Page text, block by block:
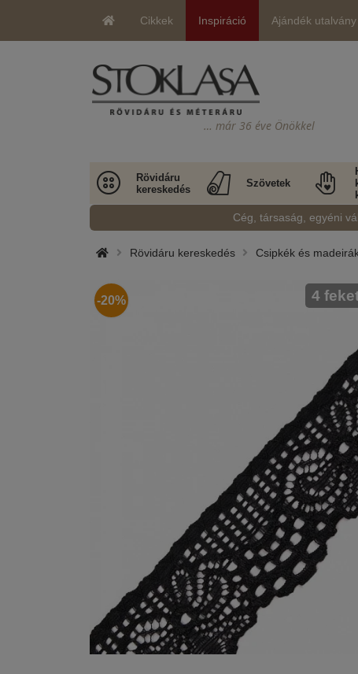
Cikkek Inspiráció Ajándék utalvány
… már 36 éve Önökkel
Rövidáru
kereskedés
Szövetek
Cég, társaság, egyéni
Rövidáru kereskedés Csipkék és
-20% 4